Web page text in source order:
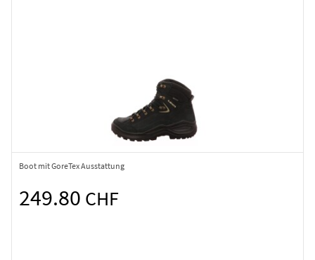
Boot mit GoreTex Ausstattung
249.80 CHF